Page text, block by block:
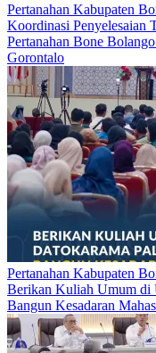
Pertanahan Kabupaten
Koordinasi Penyelesaian
Pertanahan Bone
Gorontalo
Pertanahan Kabupaten
Berikan Kuliah Umum di
Bangun Kesadaran